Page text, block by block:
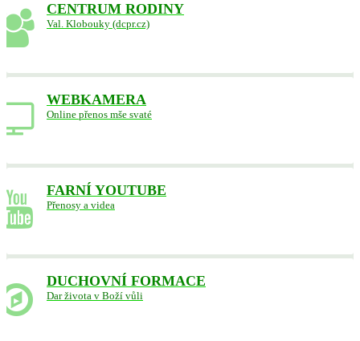
CENTRUM RODINY
Val. Klobouky (dcpr.cz)
WEBKAMERA
Online přenos mše svaté
FARNÍ YOUTUBE
Přenosy a videa
DUCHOVNÍ FORMACE
Dar života v Boží vůli